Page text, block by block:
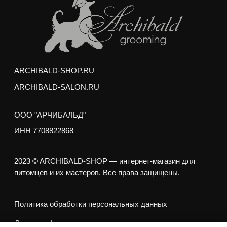
Груминг выполняется опытными стажерами
Академии Груминга Арчибальд, и может занять на
РЕЗУЛЬТАТ НЕ БУДЕТ ОТЛИЧАТЬСЯ
ОТ РАБОТЫ ПРОФ. ГРУМЕРА
Арчибальд по адресам:
м. Аэропорт,
ул. Усиевича 17
м. пр. Вернадского,пр. Вернадского 27/1
моделей о груминге